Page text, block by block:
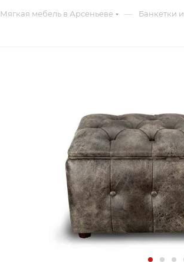
Мягкая мебель в Арсеньеве — Банкетки